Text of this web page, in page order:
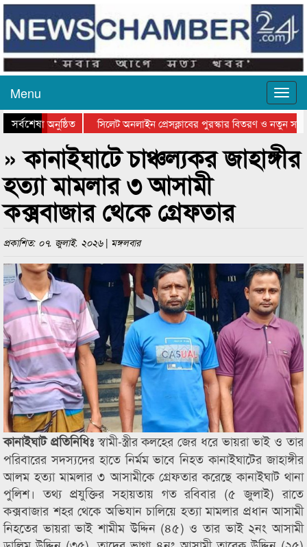
Menu
সর্বশেষ
সভা অনুষ্ঠিত
সিলেট অনলাইন প্রেসক্লাবের পুরস্কার বিতরণ ও নতুন
কানাইঘাটের কিশোর আহাদের খুনি সায়েমের আদালতে
» কানাইঘাটে চাঞ্চল্যকর জাহাঙ্গীর
হত্যা মামলার ৩ আসামী
কক্সবাজার থেকে গ্রেফতার
প্রকাশিত: ০৭. জুলাই. ২০২৬ | মঙ্গলবার
কানাইঘাট প্রতিনিধিঃস্বামী-স্ত্রীর কলহের জের ধরে ভায়রা ভাই ও তার
পরিবারের সদস্যদের হাতে নির্মম ভাবে নিহত কানাইঘাটের জাহাঙ্গীর
আলম হত্যা মামলার ৩ আসামীকে গ্রেফতার করেছে কানাইঘাট থানা
পুলিশ। তথ্য প্রযুক্তির সহায়তায় গত রবিবার (৫ জুলাই) রাতে
কক্সবাজার শহর থেকে অভিযান চালিয়ে হত্যা মামলার প্রধান আসামী
নিহতের ভায়রা ভাই শামীম উদ্দিন (৪৫) ও তার ভাই ২নং আসামী